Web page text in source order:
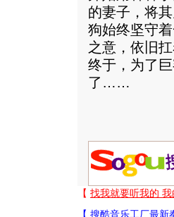
的妻子，将
狗始终坚守
之意，依旧
终于，为了
了……